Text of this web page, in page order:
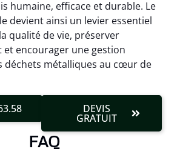
humaine, efficace et durable. Le
devient ainsi un levier essentiel
qualité de vie, préserver
et encourager une gestion
déchets métalliques au cœur de
DEVIS
GRATUIT
FAQ